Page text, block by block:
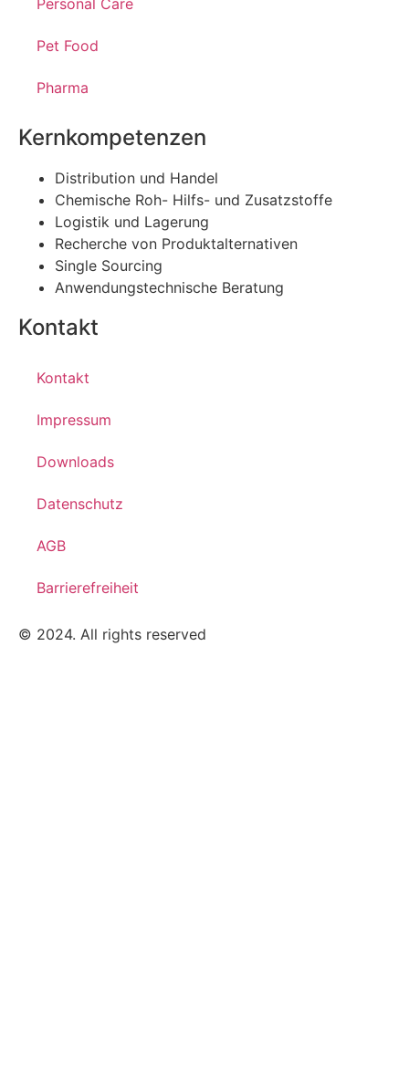
Personal Care
Pet Food
Pharma
Kernkompetenzen
Distribution und Handel
Chemische Roh- Hilfs- und Zusatzstoffe
Logistik und Lagerung
Recherche von Produktalternativen
Single Sourcing
Anwendungstechnische Beratung
Kontakt
Kontakt
Impressum
Downloads
Datenschutz
AGB
Barrierefreiheit
© 2024. All rights reserved